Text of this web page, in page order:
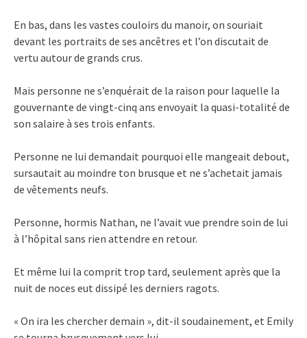
En bas, dans les vastes couloirs du manoir, on souriait
devant les portraits de ses ancêtres et l’on discutait de
vertu autour de grands crus.
Mais personne ne s’enquérait de la raison pour laquelle la
gouvernante de vingt-cinq ans envoyait la quasi-totalité de
son salaire à ses trois enfants.
Personne ne lui demandait pourquoi elle mangeait debout,
sursautait au moindre ton brusque et ne s’achetait jamais
de vêtements neufs.
Personne, hormis Nathan, ne l’avait vue prendre soin de lui
à l’hôpital sans rien attendre en retour.
Et même lui la comprit trop tard, seulement après que la
nuit de noces eut dissipé les derniers ragots.
« On ira les chercher demain », dit-il soudainement, et Emily